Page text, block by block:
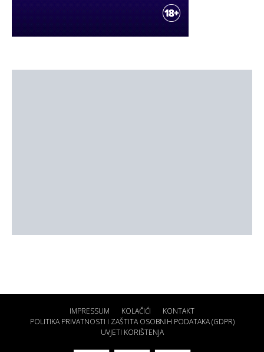
IMPRESSUM KOLAČIĆI
KONTAKT
POLITIKA PRIVATNOSTI I ZAŠTITA OSOBNIH PODATAKA (GDPR)
UVJETI KORIŠTENJA